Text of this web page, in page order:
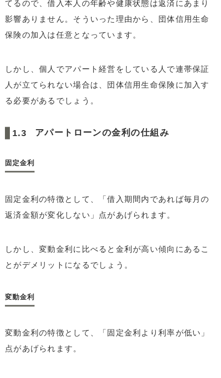
てるので、借入本人の年齢や健康状態は返済にあまり
影響ありません。そういった理由から、団体信用生命
保険の加入は任意となっています。
しかし、個人でアパート経営をしている人で連帯保証
人が立てられない場合は、団体信用生命保険に加入す
る必要があるでしょう。
アパートローンの金利の仕組み
固定金利
固定金利の特徴として、「借入期間内であれば毎月の
返済金額が変化しない」点があげられます。
しかし、変動金利に比べると金利が高い傾向にあるこ
とがデメリットになるでしょう。
変動金利
変動金利の特徴として、「固定金利より利率が低い」
点があげられます。